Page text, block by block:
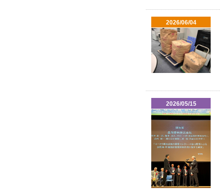
2026/06/04
2026/05/15